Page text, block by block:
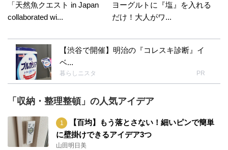
「天然魚クエスト in Japan
collaborated wi...
ヨーグルトに『塩』を入れる
だけ！大人がワ...
【渋谷で開催】明治の『コレスキ診断』イ
ベ...
暮らしニスタ PR
「収納・整理整頓」の人気アイデア
【百均】もう落とさない！細いピンで簡単
に壁掛けできるアイデア3つ
山田明日美